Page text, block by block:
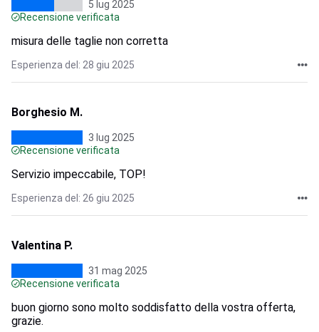
5 lug 2025
Recensione verificata
misura delle taglie non corretta
Esperienza del: 28 giu 2025
Borghesio M.
3 lug 2025
Recensione verificata
Servizio impeccabile, TOP!
Esperienza del: 26 giu 2025
Valentina P.
31 mag 2025
Recensione verificata
buon giorno sono molto soddisfatto della vostra offerta,
grazie.